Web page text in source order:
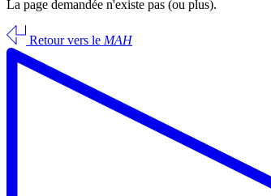
La page demandée n'existe pas (ou plus).
Retour vers le MAH